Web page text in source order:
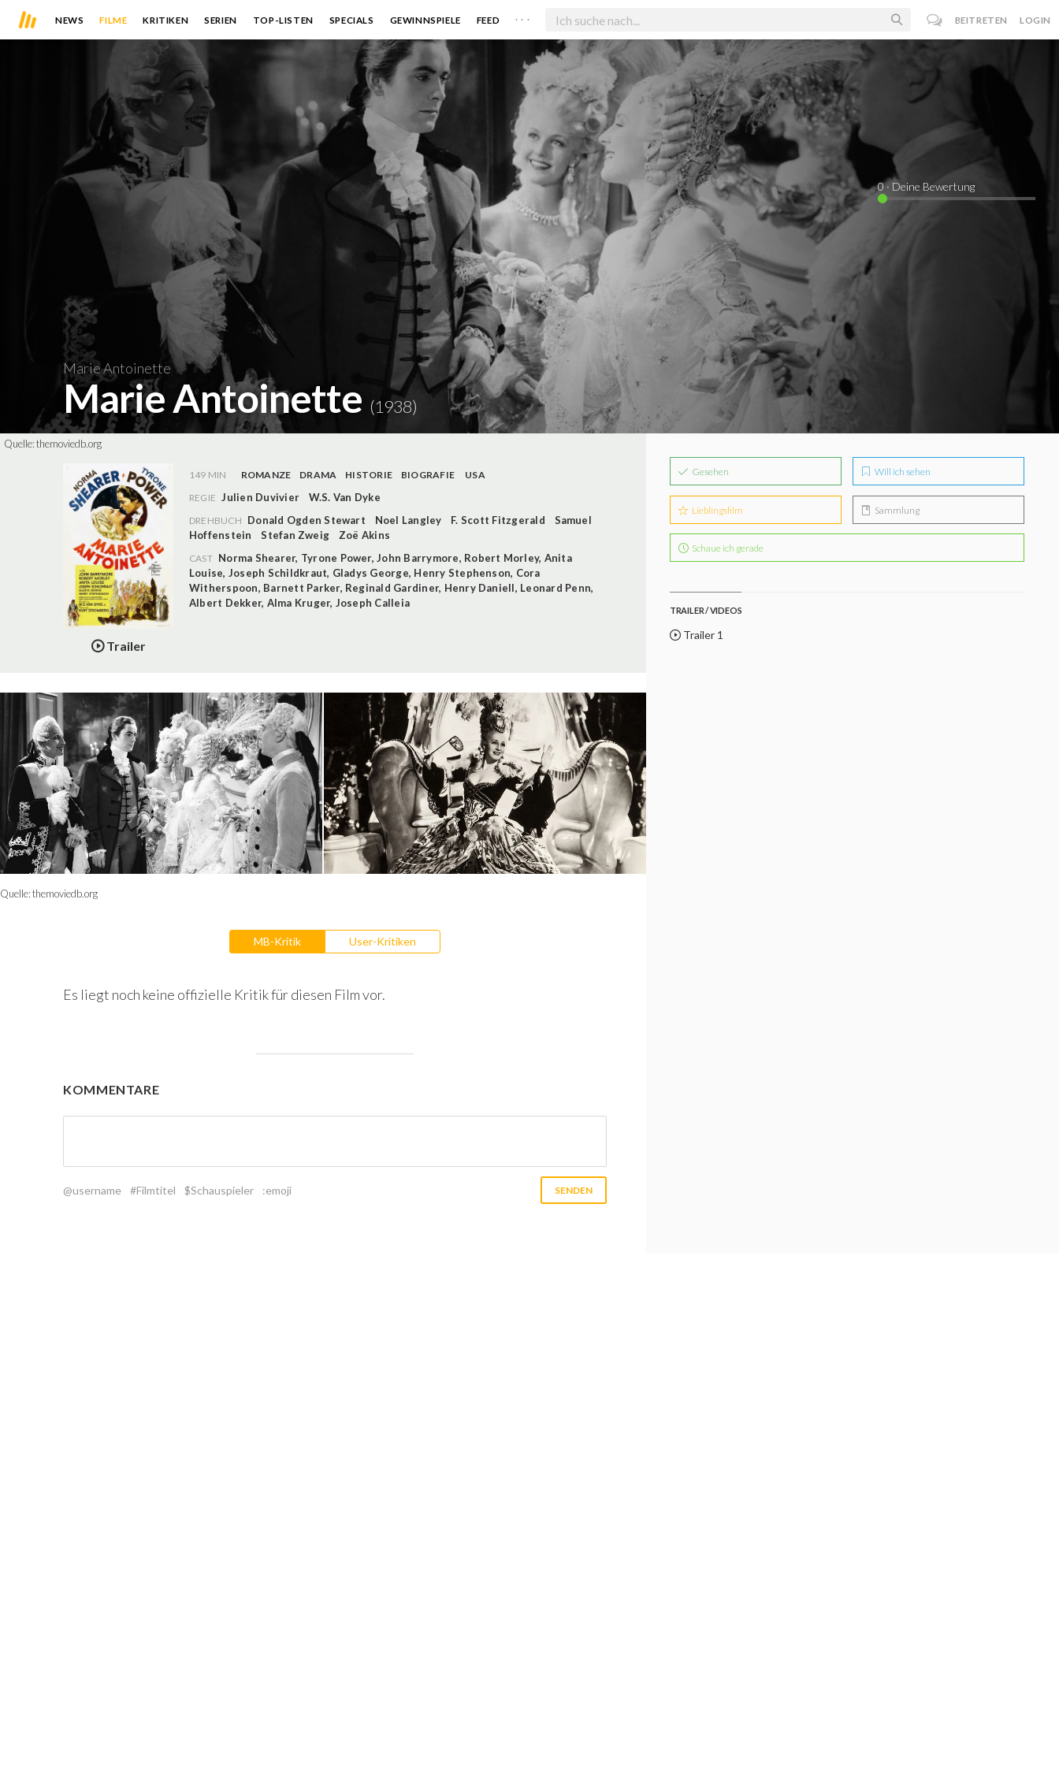
NEWS FILME KRITIKEN SERIEN TOP-LISTEN SPECIALS GEWINNSPIELE FEED . . . BEITRETEN LOGIN
Marie Antoinette
Marie Antoinette (1938)
0· Deine Bewertung
Quelle:themoviedb.org
Trailer
149 MIN ROMANZE DRAMA HISTORIE BIOGRAFIE
USA
REGIE Julien Duvivier W.S. Van Dyke
DREHBUCH Donald Ogden Stewart Noel Langley F. Scott Fitzgerald
Samuel
Hoffenstein
Stefan Zweig Zoë Akins
CAST Norma Shearer, Tyrone Power,John Barrymore, Robert Morley, Anita
Louise, Joseph Schildkraut, Gladys George, Henry Stephenson, Cora
Witherspoon, Barnett Parker, Reginald Gardiner, Henry Daniell, Leonard Penn,
Albert Dekker, Alma Kruger, Joseph Calleia
Quelle:themoviedb.org
MB-Kritik User-Kritiken
Es liegt noch keine offizielle Kritik für diesen Film vor.
KOMMENTARE
@username #Filmtitel $Schauspieler :emoji
Gesehen Will ich sehen
Lieblingsfilm Sammlung
Schaue ich gerade
TRAILER / VIDEOS
Trailer 1